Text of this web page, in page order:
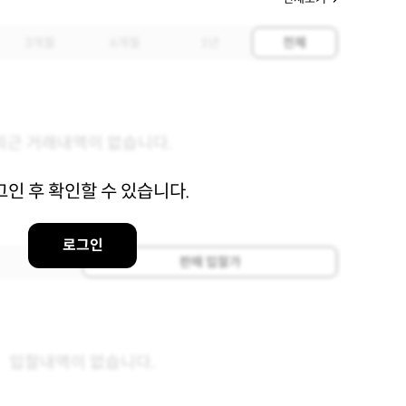
인 후 확인할 수 있습니다.
로그인
전체
판매 입찰가